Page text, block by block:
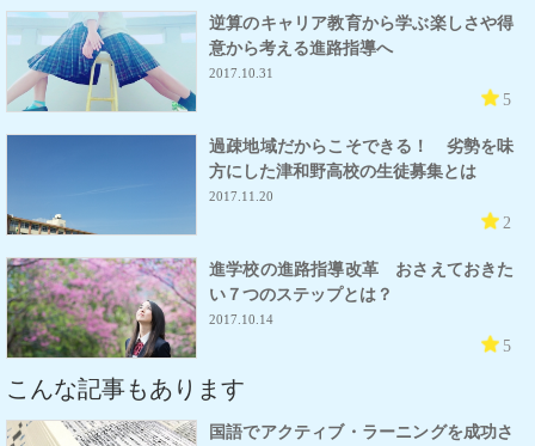
逆算のキャリア教育から学ぶ楽しさや得
意から考える進路指導へ
2017.10.31
5
過疎地域だからこそできる！ 劣勢を味
方にした津和野高校の生徒募集とは
2017.11.20
2
進学校の進路指導改革 おさえておきた
い７つのステップとは？
2017.10.14
5
こんな記事もあります
国語でアクティブ・ラーニングを成功さ